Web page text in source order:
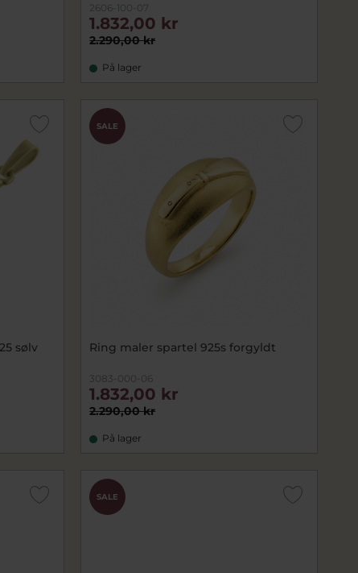
2606-100-07
2.290,00 kr
1.832,00 kr
På lager
sølv
SALE
Ring maler spartel 925s forgyldt
3083-000-06
2.290,00 kr
1.832,00 kr
På lager
SALE